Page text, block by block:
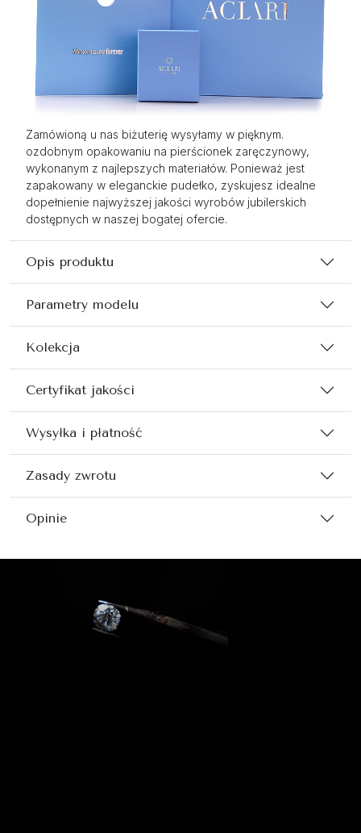
Zamówioną u nas biżuterię wysyłamy w pięknym.
ozdobnym opakowaniu na pierścionek zaręczynowy,
wykonanym z najlepszych materiałów. Ponieważ jest
zapakowany w eleganckie pudełko, zyskujesz idealne
dopełnienie najwyższej jakości wyrobów jubilerskich
dostępnych w naszej bogatej ofercie.
Opis produktu
Parametry modelu
Kolekcja
Certyfikat jakości
Wysyłka i płatność
Zasady zwrotu
Opinie